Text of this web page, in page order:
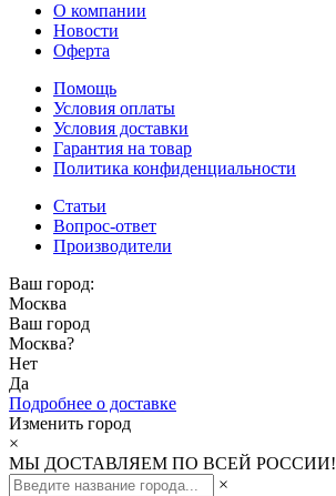
О компании
Новости
Оферта
Помощь
Условия оплаты
Условия доставки
Гарантия на товар
Политика конфиденциальности
Статьи
Вопрос-ответ
Производители
Ваш город:
Москва
Ваш город
Москва?
Нет
Да
Подробнее о доставке
Изменить город
×
МЫ ДОСТАВЛЯЕМ ПО ВСЕЙ РОССИИ!
×